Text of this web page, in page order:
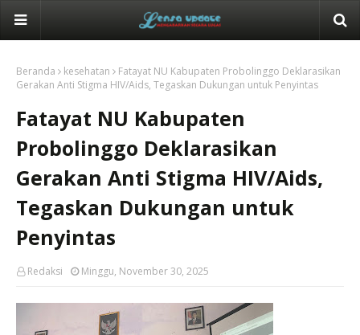
Beranda kesehatan
Fatayat NU Kabupaten Probolinggo Deklarasikan
Gerakan Anti Stigma HIV/Aids, Tegaskan Dukungan untuk Penyintas
Fatayat NU Kabupaten
Probolinggo Deklarasikan
Gerakan Anti Stigma HIV/Aids,
Tegaskan Dukungan untuk
Penyintas
Redaksi Minggu, November 30, 2025